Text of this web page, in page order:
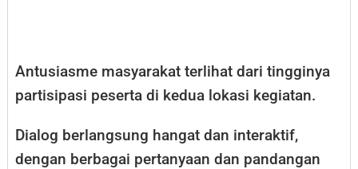
Antusiasme masyarakat terlihat dari tingginya
partisipasi peserta di kedua lokasi kegiatan.
Dialog berlangsung hangat dan interaktif,
dengan berbagai pertanyaan dan pandangan